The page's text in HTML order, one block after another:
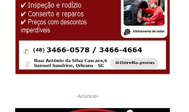
-Anúncio-